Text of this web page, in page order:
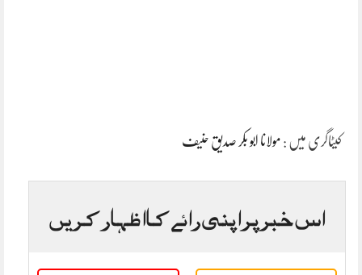
کیٹاگری میں : مولانا ابو بکر صدیق حنیف
اس خبر پر اپنی رائے کا اظہار کریں